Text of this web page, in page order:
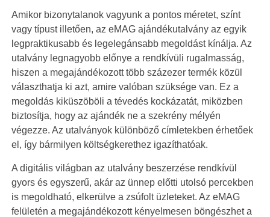
Amikor bizonytalanok vagyunk a pontos méretet, színt
vagy típust illetően, az eMAG ajándékutalvány az egyik
legpraktikusabb és legelegánsabb megoldást kínálja. Az
utalvány legnagyobb előnye a rendkívüli rugalmasság,
hiszen a megajándékozott több százezer termék közül
választhatja ki azt, amire valóban szüksége van. Ez a
megoldás kiküszöböli a tévedés kockázatát, miközben
biztosítja, hogy az ajándék ne a szekrény mélyén
végezze. Az utalványok különböző címletekben érhetőek
el, így bármilyen költségkerethez igazíthatóak.
A digitális világban az utalvány beszerzése rendkívül
gyors és egyszerű, akár az ünnep előtti utolsó percekben
is megoldható, elkerülve a zsúfolt üzleteket. Az eMAG
felületén a megajándékozott kényelmesen böngészhet a